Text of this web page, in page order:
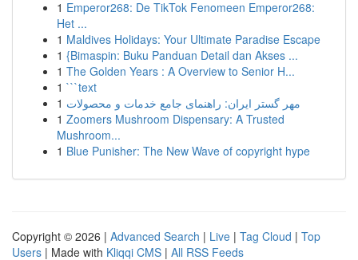
1 Emperor268: De TikTok Fenomeen Emperor268:
Het ...
1 Maldives Holidays: Your Ultimate Paradise Escape
1 {Bimaspin: Buku Panduan Detail dan Akses ...
1 The Golden Years : A Overview to Senior H...
1 ```text
1 مهر گستر ایران: راهنمای جامع خدمات و محصولات
1 Zoomers Mushroom Dispensary: A Trusted
Mushroom...
1 Blue Punisher: The New Wave of copyright hype
Copyright © 2026 | Advanced Search | Live | Tag Cloud | Top
Users | Made with Kliqqi CMS | All RSS Feeds